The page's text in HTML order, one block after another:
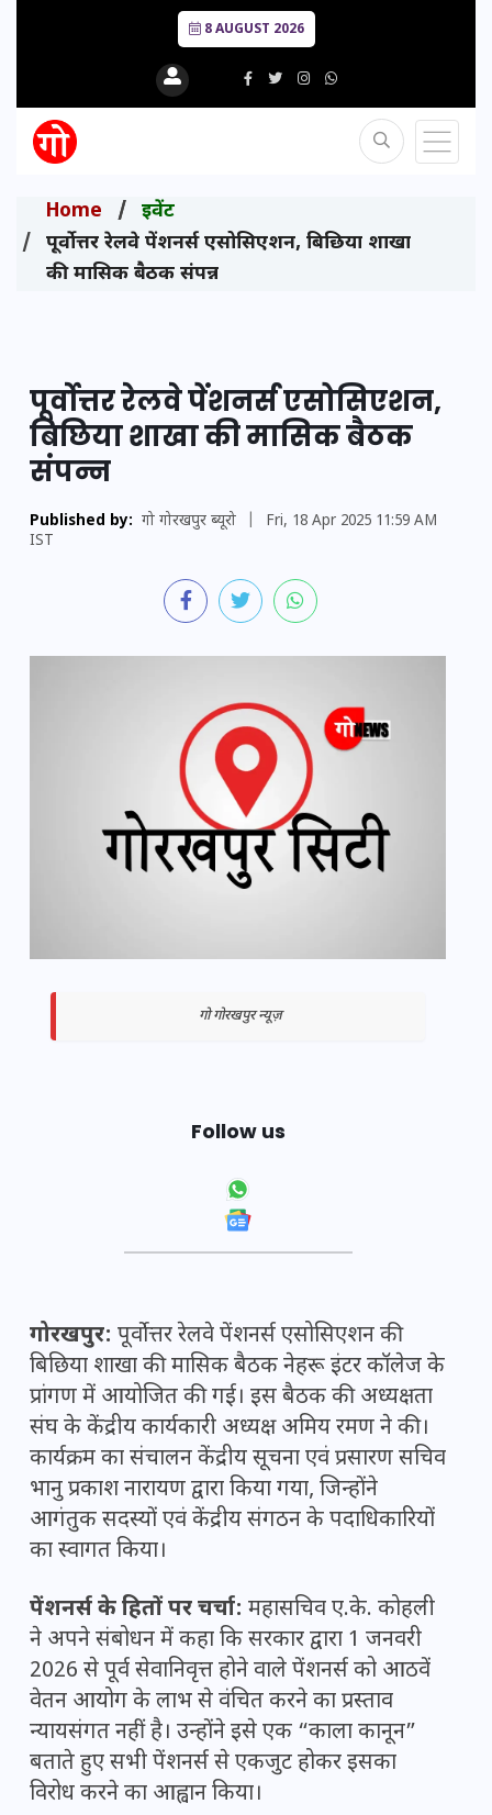
8 AUGUST 2026
Home
इवेंट
पूर्वोत्तर रेलवे पेंशनर्स एसोसिएशन, बिछिया शाखा
की मासिक बैठक संपन्न
पूर्वोत्तर रेलवे पेंशनर्स एसोसिएशन,
बिछिया शाखा की मासिक बैठक
संपन्न
Published by: गो गोरखपुर ब्यूरो
Fri, 18 Apr 2025 11:59 AM
IST
गो गोरखपुर न्यूज़
Follow us
गोरखपुर: पूर्वोत्तर रेलवे पेंशनर्स एसोसिएशन की
बिछिया शाखा की मासिक बैठक नेहरू इंटर कॉलेज के
प्रांगण में आयोजित की गई। इस बैठक की अध्यक्षता
संघ के केंद्रीय कार्यकारी अध्यक्ष अमिय रमण ने की।
कार्यक्रम का संचालन केंद्रीय सूचना एवं प्रसारण सचिव
भानु प्रकाश नारायण द्वारा किया गया, जिन्होंने
आगंतुक सदस्यों एवं केंद्रीय संगठन के पदाधिकारियों
का स्वागत किया।
पेंशनर्स के हितों पर चर्चा: महासचिव ए.के. कोहली
ने अपने संबोधन में कहा कि सरकार द्वारा 1 जनवरी
2026 से पूर्व सेवानिवृत्त होने वाले पेंशनर्स को आठवें
वेतन आयोग के लाभ से वंचित करने का प्रस्ताव
न्यायसंगत नहीं है। उन्होंने इसे एक “काला कानून”
बताते हुए सभी पेंशनर्स से एकजुट होकर इसका
विरोध करने का आह्वान किया।